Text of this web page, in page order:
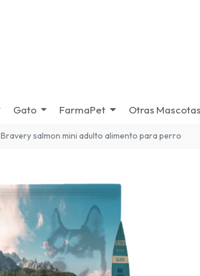
Gato FarmaPet Otras Mascotas
Bravery salmon mini adulto alimento para perro